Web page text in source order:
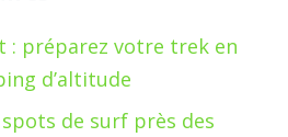
: préparez votre trek en
d’altitude
de surf près des